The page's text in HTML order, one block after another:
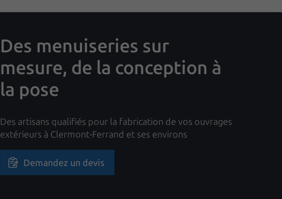
Des menuiseries sur
mesure, de la conception à
la pose
Des artisans qualifiés pour la fabrication de vos ouvrages
extérieurs à Clermont-Ferrand et ses environs
Demandez un devis